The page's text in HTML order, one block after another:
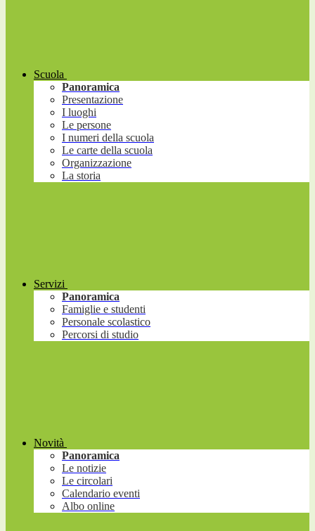
Scuola
Panoramica
Presentazione
I luoghi
Le persone
I numeri della scuola
Le carte della scuola
Organizzazione
La storia
Servizi
Panoramica
Famiglie e studenti
Personale scolastico
Percorsi di studio
Novità
Panoramica
Le notizie
Le circolari
Calendario eventi
Albo online